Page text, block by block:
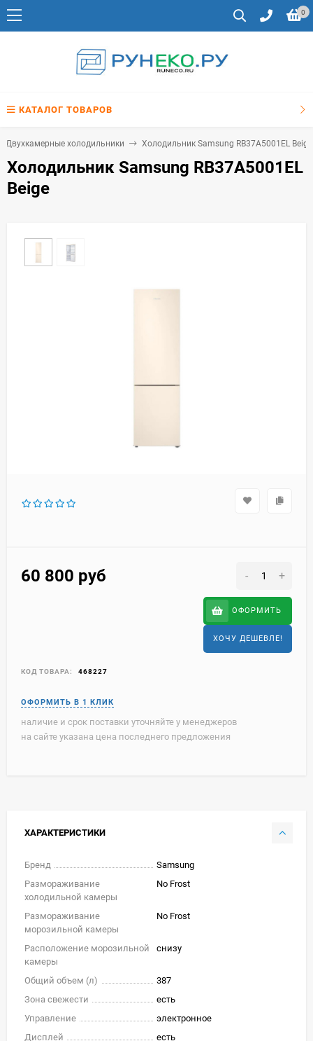
0
КАТАЛОГ ТОВАРОВ
Двухкамерные холодильники Холодильник Samsung RB37A5001EL Beige
Холодильник Samsung RB37A5001EL
Beige
60 800 руб - +
ОФОРМИТЬ
ХОЧУ ДЕШЕВЛЕ!
КОД ТОВАРА: 468227
наличие и срок поставки уточняйте у менеджеров
на сайте указана цена последнего предложения
ХАРАКТЕРИСТИКИ
Бренд
Samsung
Размораживание
холодильной камеры
No Frost
Размораживание
морозильной камеры
No Frost
Расположение морозильной
камеры
снизу
Общий объем (л)
387
Зона свежести
есть
Управление
электронное
Дисплей
есть